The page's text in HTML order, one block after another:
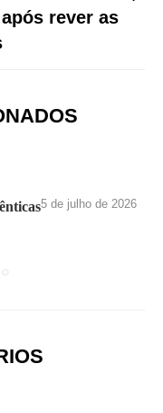
rever as
5 de julho de 2026